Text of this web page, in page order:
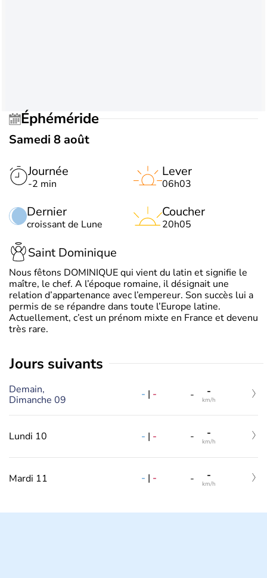
Éphéméride
Samedi 8 août
Journée
-2 min
Dernier
croissant de Lune
Lever
06h03
Coucher
20h05
Saint Dominique
Nous fêtons DOMINIQUE qui vient du latin et signifie le
maître, le chef. A l’époque romaine, il désignait une
relation d’appartenance avec l’empereur. Son succès lui a
permis de se répandre dans toute l’Europe latine.
Actuellement, c’est un prénom mixte en France et devenu
très rare.
jours suivants
Demain,
Dimanche 09
- | - - -
km/h
Lundi 10 - | - - -
km/h
Mardi 11 - | - - -
km/h